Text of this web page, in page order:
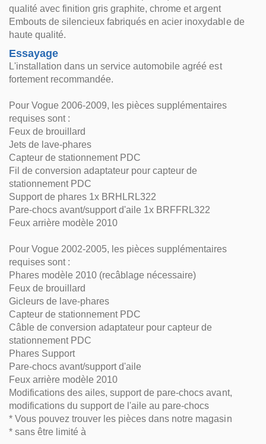
qualité avec finition gris graphite, chrome et argent
Embouts de silencieux fabriqués en acier inoxydable de
haute qualité.
Essayage
L'installation dans un service automobile agréé est
fortement recommandée.
Pour Vogue 2006-2009, les pièces supplémentaires
requises sont :
Feux de brouillard
Jets de lave-phares
Capteur de stationnement PDC
Fil de conversion adaptateur pour capteur de
stationnement PDC
Support de phares 1x BRHLRL322
Pare-chocs avant/support d'aile 1x BRFFRL322
Feux arrière modèle 2010
Pour Vogue 2002-2005, les pièces supplémentaires
requises sont :
Phares modèle 2010 (recâblage nécessaire)
Feux de brouillard
Gicleurs de lave-phares
Capteur de stationnement PDC
Câble de conversion adaptateur pour capteur de
stationnement PDC
Phares Support
Pare-chocs avant/support d'aile
Feux arrière modèle 2010
Modifications des ailes, support de pare-chocs avant,
modifications du support de l'aile au pare-chocs
* Vous pouvez trouver les pièces dans notre magasin
* sans être limité à